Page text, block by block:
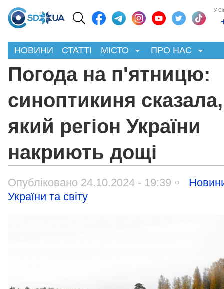
У
НОВИНИ СТАТТІ МІСТО ПРО НАС
Погода на п'ятницю:
синоптикиня сказала,
який регіон України
накриють дощі
Опубліковано 24.10.2024 - 19:39
України та світу